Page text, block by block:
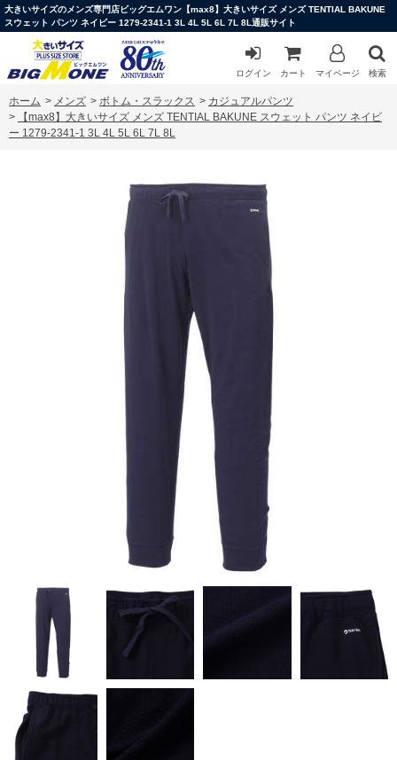
大きいサイズのメンズ専門店ビッグエムワン【max8】大きいサイズ メンズ TENTIAL BAKUNE
スウェット パンツ ネイビー 1279-2341-1 3L 4L 5L 6L 7L 8L通販サイト
ログイン カート マイページ 検索
ホーム > メンズ > ボトム・スラックス > カジュアルパンツ
>
【max8】大きいサイズ メンズ TENTIAL BAKUNE スウェット パンツ ネイビ
ー 1279-2341-1 3L 4L 5L 6L 7L 8L